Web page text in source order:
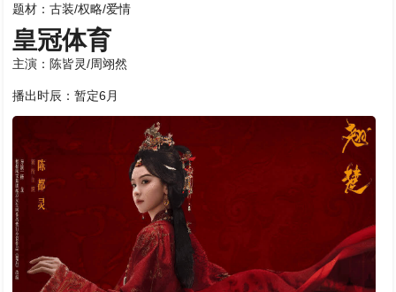
题材：古装/权略/爱情
皇冠体育
主演：陈皆灵/周翊然
播出时辰：暂定6月